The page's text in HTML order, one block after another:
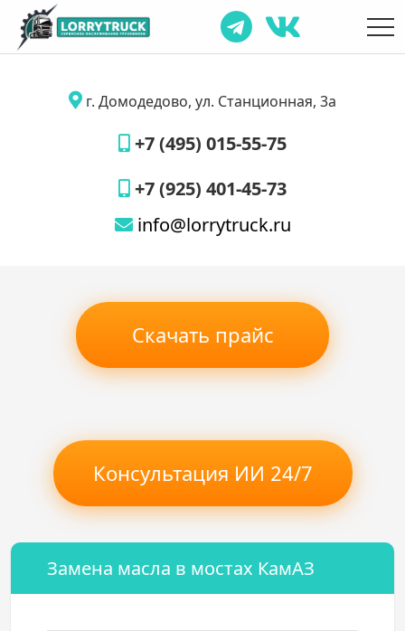
г. Домодедово, ул. Станционная, 3а
+7 (495) 015-55-75
+7 (925) 401-45-73
info@lorrytruck.ru
Скачать прайс
Консультация ИИ 24/7
Замена масла в мостах КамАЗ